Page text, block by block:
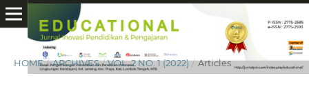
HOME / ARCHIVES / VOL. 2 NO. 1 (2022) / Articles